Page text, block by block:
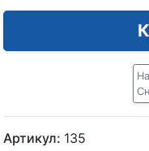
Артикул: 135